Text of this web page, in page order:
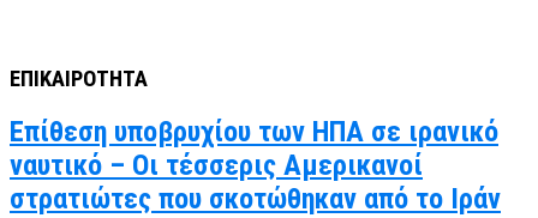
ΕΠΙΚΑΙΡΟΤΗΤΑ
Επίθεση υποβρυχίου των ΗΠΑ σε ιρανικό
ναυτικό – Οι τέσσερις Αμερικανοί
στρατιώτες που σκοτώθηκαν από το Ιράν